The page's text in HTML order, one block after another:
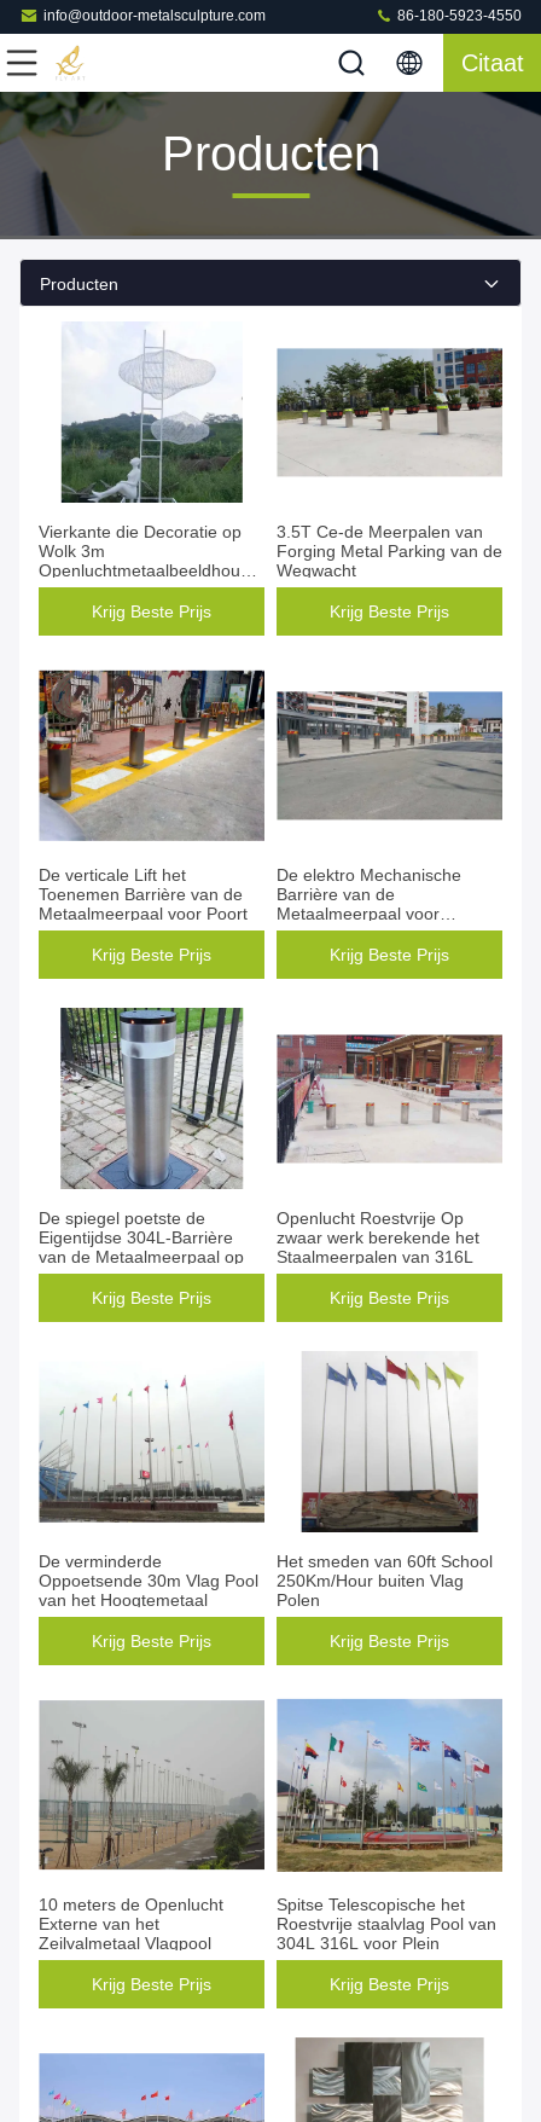
info@outdoor-metalsculpture.com 86-180-5923-4550
Citaat
Producten
Producten
Vierkante die Decoratie op
Wolk 3m
Openluchtmetaalbeeldhouwwerk
wordt gedacht
Krijg Beste Prijs
3.5T Ce-de Meerpalen van
Forging Metal Parking van de
Wegwacht
Krijg Beste Prijs
De verticale Lift het
Toenemen Barrière van de
Metaalmeerpaal voor Poort
Krijg Beste Prijs
De elektro Mechanische
Barrière van de
Metaalmeerpaal voor
Bescherming
Krijg Beste Prijs
De spiegel poetste de
Eigentijdse 304L-Barrière
van de Metaalmeerpaal op
Krijg Beste Prijs
Openlucht Roestvrije Op
zwaar werk berekende het
Staalmeerpalen van 316L
Krijg Beste Prijs
De verminderde
Oppoetsende 30m Vlag Pool
van het Hoogtemetaal
Krijg Beste Prijs
Het smeden van 60ft School
250Km/Hour buiten Vlag
Polen
Krijg Beste Prijs
10 meters de Openlucht
Externe van het
Zeilvalmetaal Vlagpool
Krijg Beste Prijs
Spitse Telescopische het
Roestvrije staalvlag Pool van
304L 316L voor Plein
Krijg Beste Prijs